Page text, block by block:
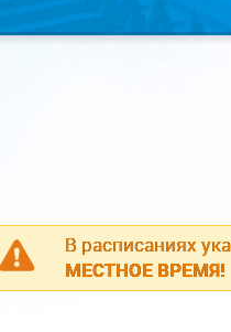
В расписаниях
МЕСТНОЕ ВРЕМЯ!